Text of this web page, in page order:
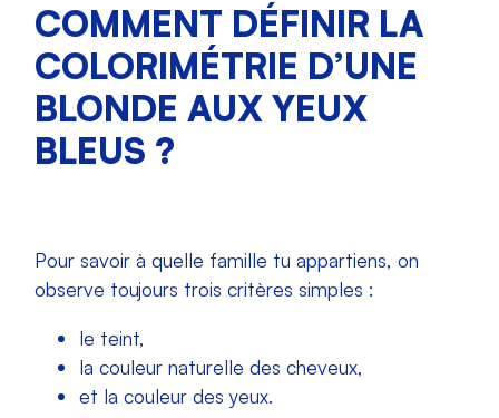
COMMENT DÉFINIR LA
COLORIMÉTRIE D’UNE
BLONDE AUX YEUX
BLEUS ?
Pour savoir à quelle famille tu appartiens, on
observe toujours trois critères simples :
le teint,
la couleur naturelle des cheveux,
et la couleur des yeux.